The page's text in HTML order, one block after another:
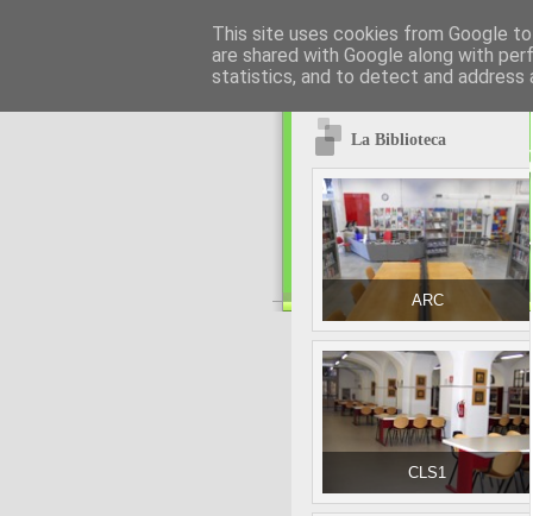
La Biblioteca
ARC
CLS1
This site uses cookies from Google
are shared with Google along with
statistics, and to detect and address